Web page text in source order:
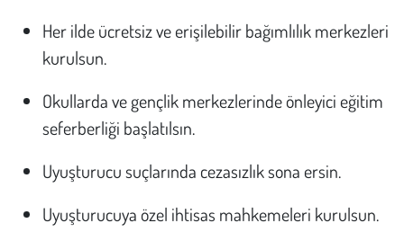
Her ilde ücretsiz ve erişilebilir bağımlılık merkezleri
kurulsun.
Okullarda ve gençlik merkezlerinde önleyici eğitim
seferberliği başlatılsın.
Uyuşturucu suçlarında cezasızlık sona ersin.
Uyuşturucuya özel ihtisas mahkemeleri kurulsun.